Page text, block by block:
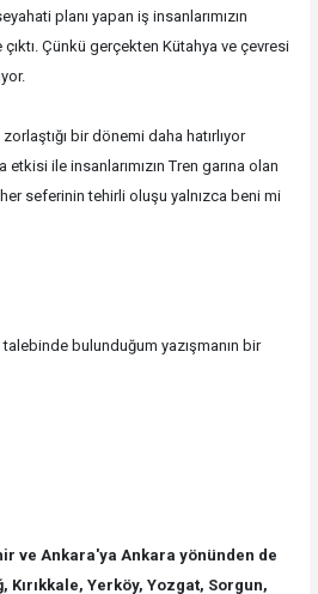
planı yapan iş insanlarımızın
Çünkü gerçekten Kütahya ve çevresi
bir dönemi daha hatırlıyor
ile insanlarımızın Tren garına olan
seferinin tehirli oluşu yalnızca beni mi
talebinde bulunduğum yazışmanın bir
ve Ankara'ya Ankara yönünden de
Kırıkkale, Yerköy, Yozgat, Sorgun,